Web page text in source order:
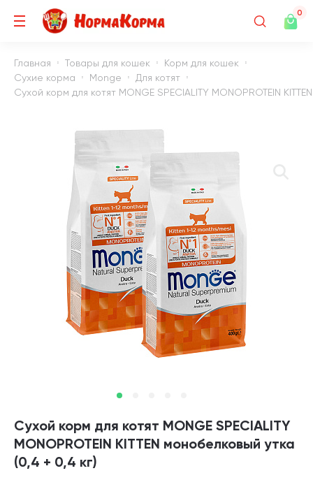
0
Главная Товары для кошек
Корм для кошек
Сухие корма
Monge
Для котят
Сухой корм для котят MONGE SPECIALITY MONOPROTEIN
Сухой корм для котят MONGE SPECIALITY
MONOPROTEIN KITTEN монобелковый утка
(0,4 + 0,4 кг)